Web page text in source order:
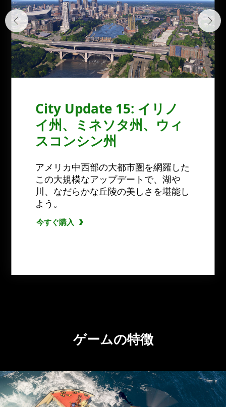
City Update 15: イリノ
イ州、ミネソタ州、ウィ
スコンシン州
アメリカ中西部の大都市圏を網羅した
この大規模なアップデートで、湖や
川、なだらかな丘陵の美しさを堪能し
よう。
今すぐ購入
今すぐ購入
今すぐ購入
今すぐ購入
今すぐ購入
今すぐ入手する
今すぐ購入
ゲームの特徴